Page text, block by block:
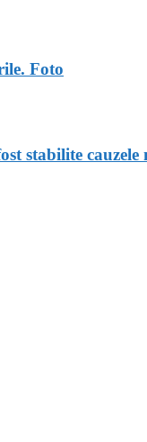
Foto
stabilite cauzele